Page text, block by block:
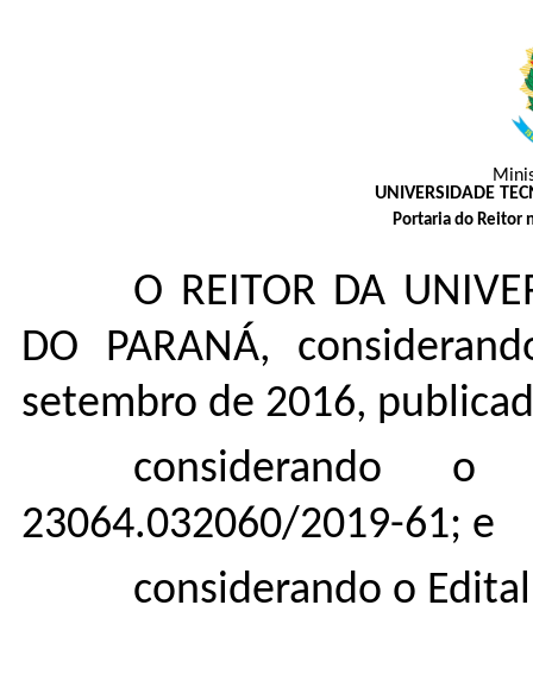
UNIVERSIDADE
Portaria do Reitor
O REITOR DA
DO PARANÁ,
setembro de 2016,
considerando
23064.032060/2019-61; e
considerando o